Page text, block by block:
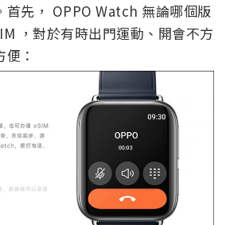
首先， OPPO Watch 無論哪個版
，對於有時出門運動、開會不方
：